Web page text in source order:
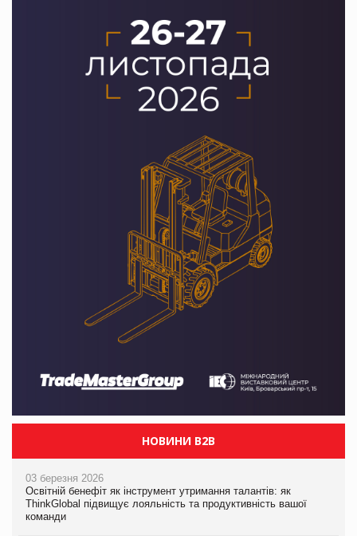
НОВИНИ B2B
03 березня 2026
Освітній бенефіт як інструмент утримання талантів: як
ThinkGlobal підвищує лояльність та продуктивність вашої
команди